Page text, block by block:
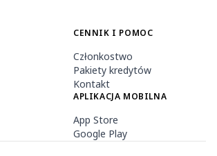
CENNIK I POMOC
Członkostwo
Pakiety kredytów
Kontakt
APLIKACJA MOBILNA
App Store
Google Play